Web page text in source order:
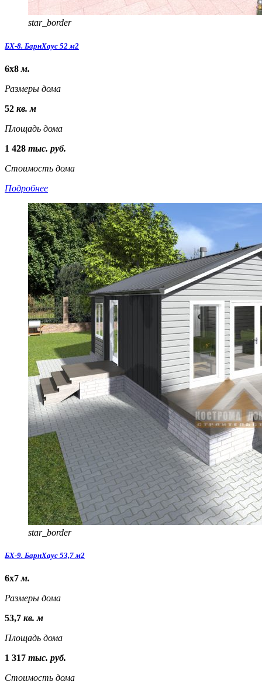
star_border
БХ-8. БарнХаус 52 м2
6х8 м.
Размеры дома
52 кв. м
Площадь дома
1 428 тыс. руб.
Стоимость дома
Подробнее
star_border
БХ-9. БарнХаус 53,7 м2
6х7 м.
Размеры дома
53,7 кв. м
Площадь дома
1 317 тыс. руб.
Стоимость дома